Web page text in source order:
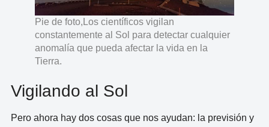
Pie de foto,Los científicos vigilan
constantemente al Sol para detectar cualquier
anomalía que pueda afectar la vida en la
Tierra.
Vigilando al Sol
Pero ahora hay dos cosas que nos ayudan: la previsión y